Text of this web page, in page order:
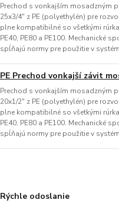
Prechod s vonkajším mosadzným
25x3/4" z PE (polyethylén) pre
plne kompatibilné so všetkými
PE40, PE80 a PE100. Mechanické
spĺňajú normy pre použitie v
PE Prechod vonkajší závit
Prechod s vonkajším mosadzným
20x1/2" z PE (polyethylén) pre
plne kompatibilné so všetkými
PE40, PE80 a PE100. Mechanické
spĺňajú normy pre použitie v
Rýchle odoslanie